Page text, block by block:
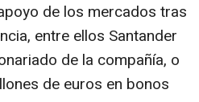
de los mercados tras
entre ellos Santander
de la compañía, o
de euros en bonos